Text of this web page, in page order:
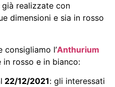
realizzate con
dimensioni e sia in rosso
consigliamo l’Anthurium
rosso e in bianco:
22/12/2021: gli interessati